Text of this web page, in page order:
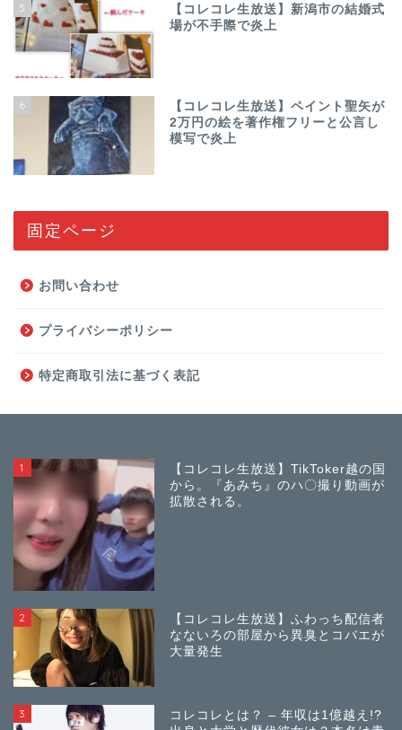
5
【コレコレ生放送】新潟市の結婚式
場が不手際で炎上
6
【コレコレ生放送】ペイント聖矢が
2万円の絵を著作権フリーと公言し
模写で炎上
固定ページ
お問い合わせ
プライバシーポリシー
特定商取引法に基づく表記
1
【コレコレ生放送】TikToker越の国
から。『あみち』のハ〇撮り動画が
拡散される。
2
【コレコレ生放送】ふわっち配信者
なないろの部屋から異臭とコバエが
大量発生
3
コレコレとは？ – 年収は1億越え!?